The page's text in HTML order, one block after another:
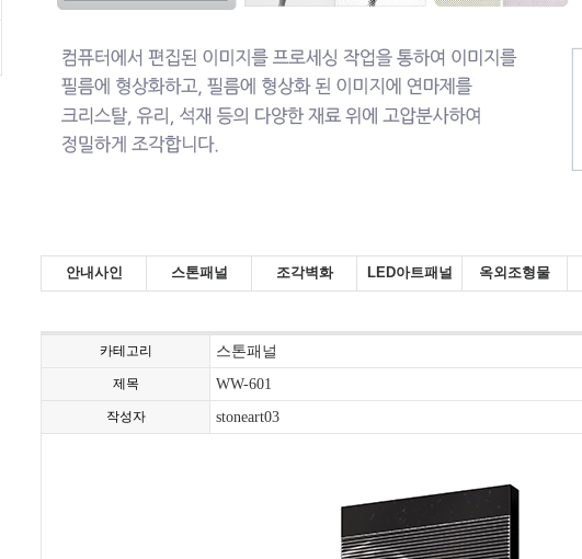
안내사인 스톤패널 조각벽화 LED아트패널 옥외조형물
카테고리 스톤패널
제목 WW-601
작성자 stoneart03